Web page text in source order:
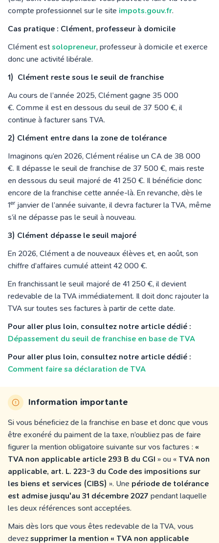
compte professionnel sur le site impots.gouv.fr.
Cas pratique : Clément, professeur à domicile
Clément est solopreneur, professeur à domicile et exerce
donc une activité libérale.
1) Clément reste sous le seuil de franchise
Au cours de l’année 2025, Clément gagne 35 000
€. Comme il est en dessous du seuil de 37 500 €, il
continue à facturer sans TVA.
2) Clément entre dans la zone de tolérance
Imaginons qu’en 2026, Clément réalise un CA de 38 000
€. Il dépasse le seuil de franchise de 37 500 €, mais reste
en dessous du seuil majoré de 41 250 €. Il bénéficie donc
encore de la franchise cette année-là. En revanche, dès le
1ᵉʳ janvier de l’année suivante, il devra facturer la TVA, même
s’il ne dépasse pas le seuil à nouveau.
3) Clément dépasse le seuil majoré
En 2026, Clément a de nouveaux élèves et, en août, son
chiffre d’affaires cumulé atteint 42 000 €.
En franchissant le seuil majoré de 41 250 €, il devient
redevable de la TVA immédiatement. Il doit donc rajouter la
TVA sur toutes ses factures à partir de cette date.
Pour aller plus loin, consultez notre article dédié :
Dépassement du seuil de franchise en base de TVA
Pour aller plus loin, consultez notre article dédié :
Comment faire sa déclaration de TVA
Information importante
Si vous béneficiez de la franchise en base et donc que vous
être exonéré du paiment de la taxe, n’oubliez pas de faire
figurer la mention obligatoire suivante sur vos factures : «
TVA non applicable article 293 B du CGI » ou « TVA non
applicable, art. L. 223-3 du Code des impositions sur
les biens et services (CIBS) ». Une période de tolérance
est admise jusqu'au 31 décembre 2027 pendant laquelle
les deux références sont acceptées.
Mais dès lors que vous êtes redevable de la TVA, vous
devez supprimer la mention « TVA non applicable